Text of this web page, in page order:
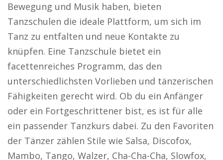
Bewegung und Musik haben, bieten
Tanzschulen die ideale Plattform, um sich im
Tanz zu entfalten und neue Kontakte zu
knüpfen. Eine Tanzschule bietet ein
facettenreiches Programm, das den
unterschiedlichsten Vorlieben und tänzerischen
Fähigkeiten gerecht wird. Ob du ein Anfänger
oder ein Fortgeschrittener bist, es ist für alle
ein passender Tanzkurs dabei. Zu den Favoriten
der Tänzer zählen Stile wie Salsa, Discofox,
Mambo, Tango, Walzer, Cha-Cha-Cha, Slowfox,